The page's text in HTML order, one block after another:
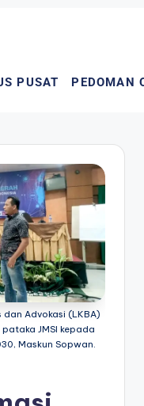
PUSAT PEDOMAN
Advokasi (LKBA)
JMSI kepada
Maskun Sopwan.